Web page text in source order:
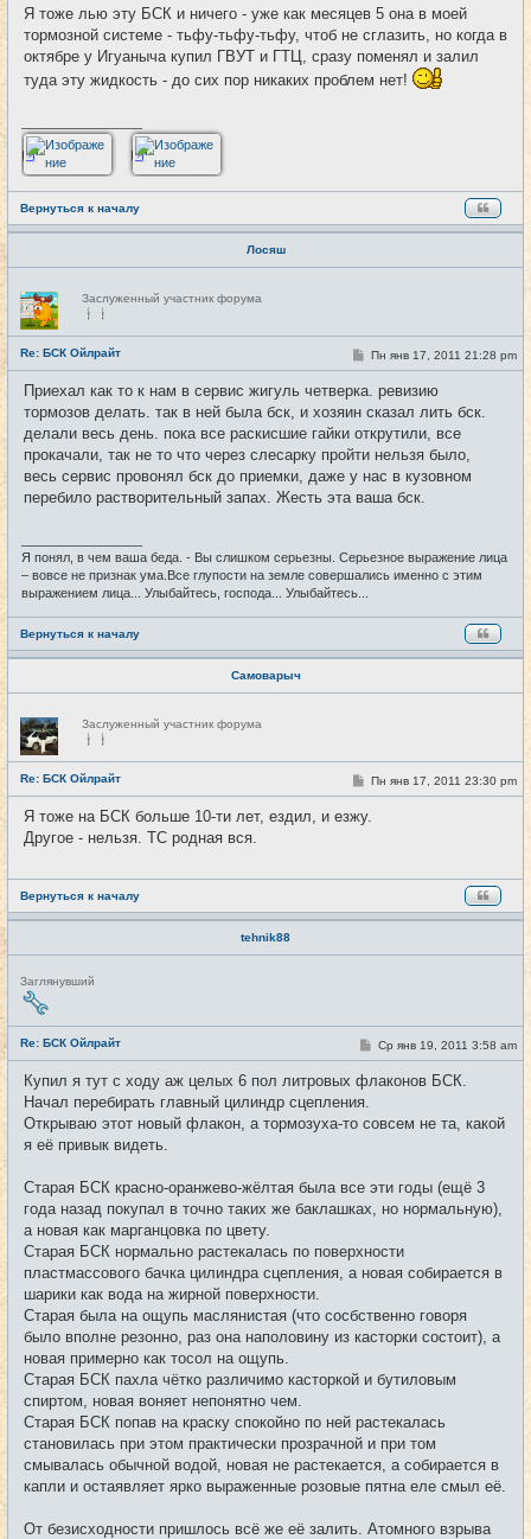
б
щ
н
и
Я тоже лью эту БСК и ничего - уже как месяцев 5 она в моей
тормозной системе - тьфу-тьфу-тьфу, чтоб не сглазить, но когда в
октябре у Игуаныча купил ГВУТ и ГТЦ, сразу поменял и залил
туда эту жидкость - до сих пор никаких проблем нет!
Вернуться к началу
Лосяш
Н
е
в
с
е
Заслуженный участник форума
Re: БСК Ойлрайт #41
С
о
б
щ
н
и
Пн янв 17, 2011 21:28 pm
Приехал как то к нам в сервис жигуль четверка. ревизию
тормозов делать. так в ней была бск, и хозяин сказал лить бск.
делали весь день. пока все раскисшие гайки открутили, все
прокачали, так не то что через слесарку пройти нельзя было,
весь сервис провонял бск до приемки, даже у нас в кузовном
перебило растворительный запах. Жесть эта ваша бск.
Я понял, в чем ваша беда. - Вы слишком серьезны. Серьезное выражение лица
– вовсе не признак ума.Все глупости на земле совершались именно с этим
выражением лица... Улыбайтесь, господа... Улыбайтесь...
Вернуться к началу
Самоварыч
Н
е
в
с
е
Заслуженный участник форума
Re: БСК Ойлрайт #42
С
о
б
и
Пн янв 17, 2011 23:30 pm
Я тоже на БСК больше 10-ти лет, ездил, и езжу.
Другое - нельзя. ТС родная вся.
Вернуться к началу
tehnik88
Н
е
в
т
и
Заглянувший
Re: БСК Ойлрайт #43
С
о
б
н
Ср янв 19, 2011 3:58 am
Купил я тут с ходу аж целых 6 пол литровых флаконов БСК.
Начал перебирать главный цилиндр сцепления.
Открываю этот новый флакон, а тормозуха-то совсем не та, какой
я её привык видеть.
Старая БСК красно-оранжево-жёлтая была все эти годы (ещё 3
года назад покупал в точно таких же баклашках, но нормальную),
а новая как марганцовка по цвету.
Старая БСК нормально растекалась по поверхности
пластмассового бачка цилиндра сцепления, а новая собирается в
шарики как вода на жирной поверхности.
Старая была на ощупь маслянистая (что сосбственно говоря
было вполне резонно, раз она наполовину из касторки состоит), а
новая примерно как тосол на ощупь.
Старая БСК пахла чётко различимо касторкой и бутиловым
спиртом, новая воняет непонятно чем.
Старая БСК попав на краску спокойно по ней растекалась
становилась при этом практически прозрачной и при том
смывалась обычной водой, новая не растекается, а собирается в
капли и остаявляет ярко выраженные розовые пятна еле смыл её.
От безисходности пришлось всё же её залить. Атомного взрыва